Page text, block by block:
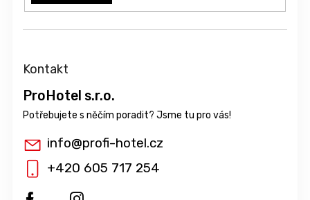
Kontakt
ProHotel s.r.o.
info@profi-hotel.cz
+420 605 717 254